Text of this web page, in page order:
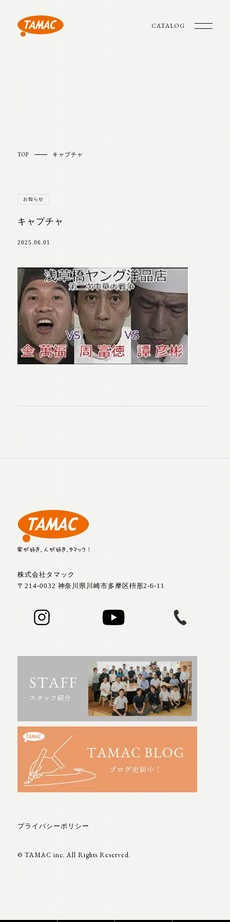
CATALOG
TOP キャプチャ
お知らせ
キャプチャ
2025.06.01
株式会社タマック
〒214-0032 神奈川県川崎市多摩区枡形2-6-11
プライバシーポリシー
© TAMAC inc. All Rights Reserved.